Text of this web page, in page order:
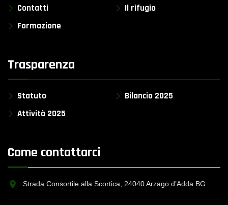
Contatti
Il rifugio
Formazione
Trasparenza
Statuto
Bilancio 2025
Attività 2025
Come contattarci
Strada Consortile alla Scortica, 24040 Arzago d’Adda BG